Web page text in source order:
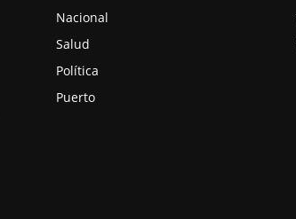
Nacional
Salud
Política
Puerto